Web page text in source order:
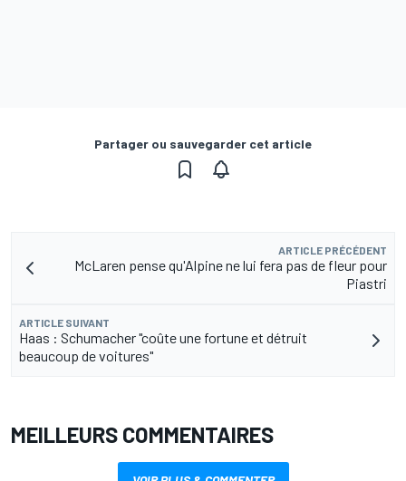
Partager ou sauvegarder cet article
ARTICLE PRÉCÉDENT
McLaren pense qu'Alpine ne lui fera pas de fleur pour
Piastri
ARTICLE SUIVANT
Haas : Schumacher "coûte une fortune et détruit
beaucoup de voitures"
MEILLEURS COMMENTAIRES